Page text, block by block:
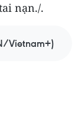
nạn./.
Vietnam+)